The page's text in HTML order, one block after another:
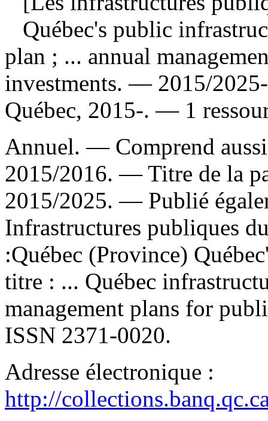
Québec's public
plan ; ... annual
investments. — 2015/
Québec, 2015-. — 1
Annuel. — Comprend
2015/2016. — Titre de la
2015/2025. — Publié
Infrastructures publiques
:Québec (Province)
titre : ... Québec
management plans for
ISSN 2371-0020.
Adresse électronique :
http://